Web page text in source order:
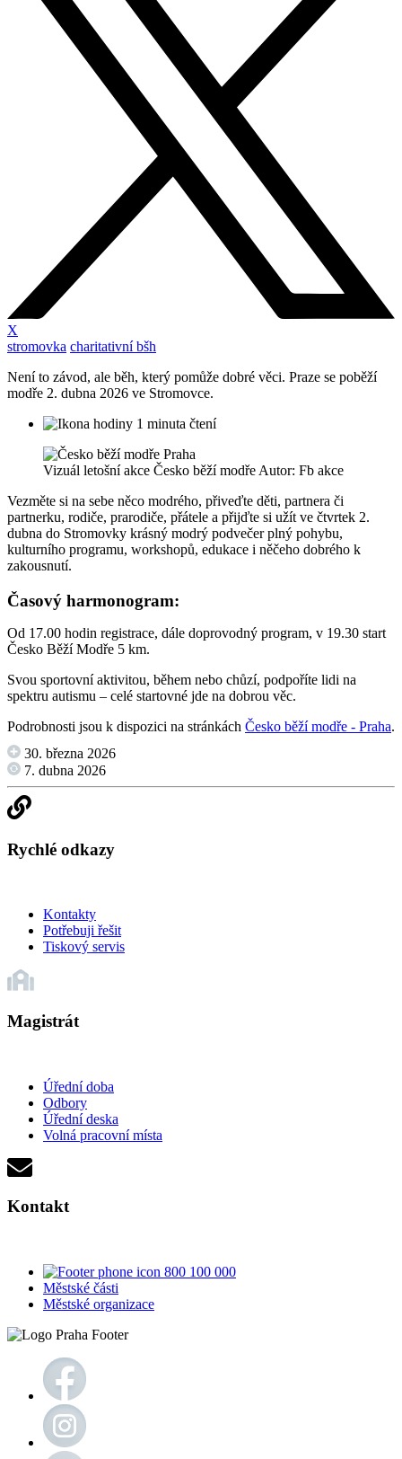
X
stromovka charitativní bšh
Není to závod, ale běh, který pomůže dobré věci. Praze se poběží
modře 2. dubna 2026 ve Stromovce.
1 minuta čtení
Vizuál letošní akce Česko běží modře Autor: Fb akce
Vezměte si na sebe něco modrého, přiveďte děti, partnera či
partnerku, rodiče, prarodiče, přátele a přijďte si užít ve čtvrtek 2.
dubna do Stromovky krásný modrý podvečer plný pohybu,
kulturního programu, workshopů, edukace i něčeho dobrého k
zakousnutí.
Časový harmonogram:
Od 17.00 hodin registrace, dále doprovodný program, v 19.30 start
Česko Běží Modře 5 km.
Svou sportovní aktivitou, během nebo chůzí, podpoříte lidi na
spektru autismu – celé startovné jde na dobrou věc.
Podrobnosti jsou k dispozici na stránkách Česko běží modře - Praha.
30. března 2026
7. dubna 2026
Rychlé odkazy
Kontakty
Potřebuji řešit
Tiskový servis
Magistrát
Úřední doba
Odbory
Úřední deska
Volná pracovní místa
Kontakt
800 100 000
Městské části
Městské organizace